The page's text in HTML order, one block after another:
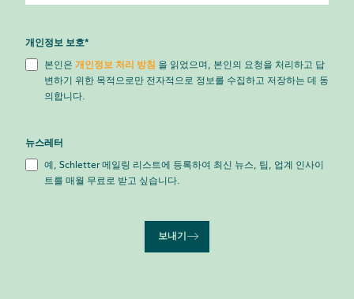
개인정보 보호*
본인은 개인정보 처리 방침 을 읽었으며, 본인의 요청을 처리하고 답
변하기 위한 목적으로만 전자적으로 정보를 수집하고 저장하는 데 동
의합니다.
뉴스레터
예, Schletter 메일링 리스트에 등록하여 최신 뉴스, 팁, 업계 인사이
트를 매월 무료로 받고 싶습니다.
보내기